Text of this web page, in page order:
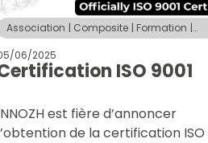
Association Composite
Formation
Innozh Santé et productions animales
Technopôle
06/2025
ISO 9001
est fière d’annoncer
de la certification ISO